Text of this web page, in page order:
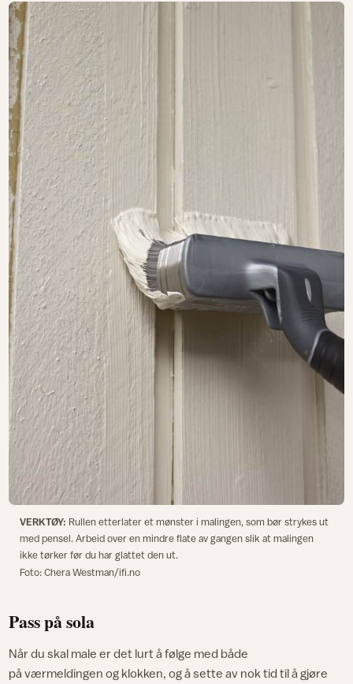
VERKTØY: Rullen etterlater et mønster i malingen, som bør strykes ut
med pensel. Arbeid over en mindre flate av gangen slik at malingen
ikke tørker før du har glattet den ut.
Foto: Chera Westman/ifi.no
Pass på sola
Når du skal male er det lurt å følge med både
på værmeldingen og klokken, og å sette av nok tid til å gjøre